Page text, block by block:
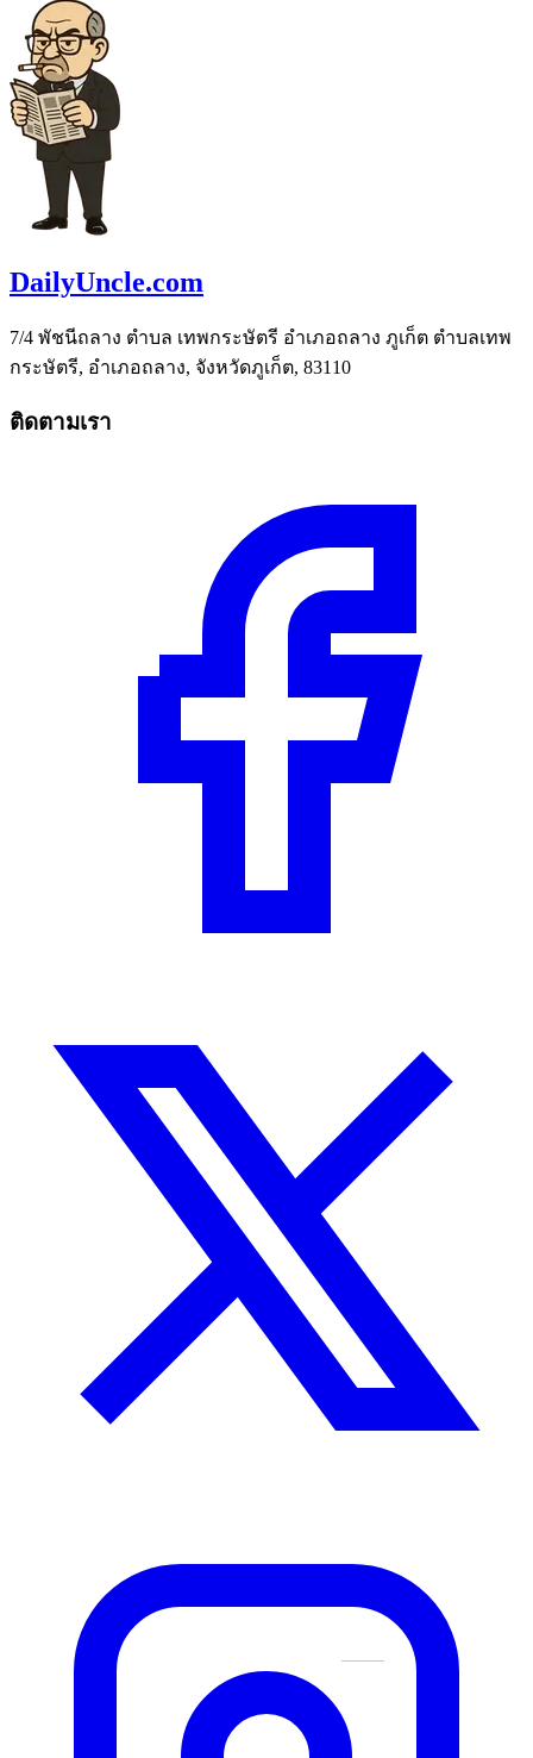
DailyUncle.com
7/4 พัชนีถลาง ตำบล เทพกระษัตรี อำเภอถลาง ภูเก็ต ตำบลเทพ
กระษัตรี, อำเภอถลาง, จังหวัดภูเก็ต, 83110
ติดตามเรา